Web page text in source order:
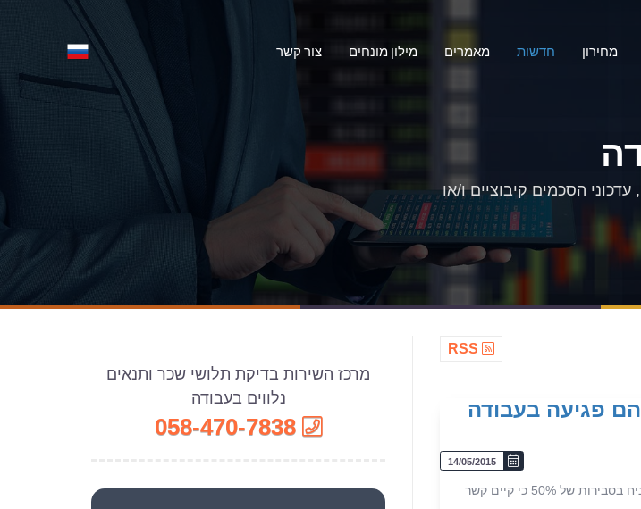
מחירון חדשות מאמרים מילון מונחים צור קשר
הסכמים קיבוציים ו/או
פגיעה בעבודה
14/05/2015
המומחה מצא כי אומנם לתנאי העבודה של הנהג השפעה של כ- 20% על המחלה, סביר להניח בסבירות של 50% כי קיים קשר
מרכז השירות בדיקת תלושי שכר ותנאים
נלווים בעבודה
058-470-7838